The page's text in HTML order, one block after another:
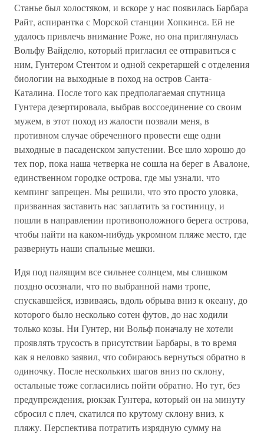
Станье был холостяком, и вскоре у нас появилась Барбара
Райт, аспирантка с Морской станции Хопкинса. Ей не
удалось привлечь внимание Роже, но она приглянулась
Вольфу Вайделю, который пригласил ее отправиться с
ним, Гунтером Стентом и одной секретаршей с отделения
биологии на выходные в поход на остров Санта-
Каталина. После того как предполагаемая спутница
Гунтера дезертировала, выбрав воссоединение со своим
мужем, в этот поход из жалости позвали меня, в
противном случае обреченного провести еще одни
выходные в пасаденском запустении. Все шло хорошо до
тех пор, пока наша четверка не сошла на берег в Авалоне,
единственном городке острова, где мы узнали, что
кемпинг запрещен. Мы решили, что это просто уловка,
призванная заставить нас заплатить за гостиницу, и
пошли в направлении противоположного берега острова,
чтобы найти на каком-нибудь укромном пляже место, где
развернуть наши спальные мешки.
Идя под палящим все сильнее солнцем, мы слишком
поздно осознали, что по выбранной нами тропе,
спускавшейся, извиваясь, вдоль обрыва вниз к океану, до
которого было несколько сотен футов, до нас ходили
только козы. Ни Гунтер, ни Вольф поначалу не хотели
проявлять трусость в присутствии Барбары, в то время
как я неловко заявил, что собираюсь вернуться обратно в
одиночку. После нескольких шагов вниз по склону,
остальные тоже согласились пойти обратно. Но тут, без
предупреждения, рюкзак Гунтера, который он на минуту
сбросил с плеч, скатился по крутому склону вниз, к
пляжу. Перспектива потратить изрядную сумму на